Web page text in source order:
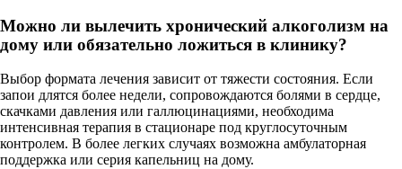
Можно ли вылечить хронический алкоголизм на
дому или обязательно ложиться в клинику?
Выбор формата лечения зависит от тяжести состояния. Если
запои длятся более недели, сопровождаются болями в сердце,
скачками давления или галлюцинациями, необходима
интенсивная терапия в стационаре под круглосуточным
контролем. В более легких случаях возможна амбулаторная
поддержка или серия капельниц на дому.